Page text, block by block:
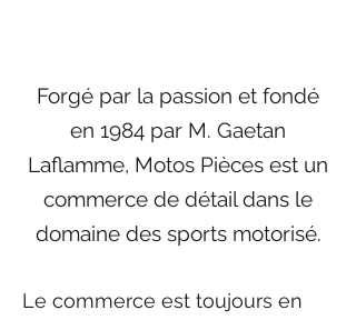
​​​Forgé par la passion et fondé
en 1984 par M. Gaetan
Laflamme, Motos Pièces est un
commerce de détail dans le
domaine des sports motorisé.
Le commerce est toujours en